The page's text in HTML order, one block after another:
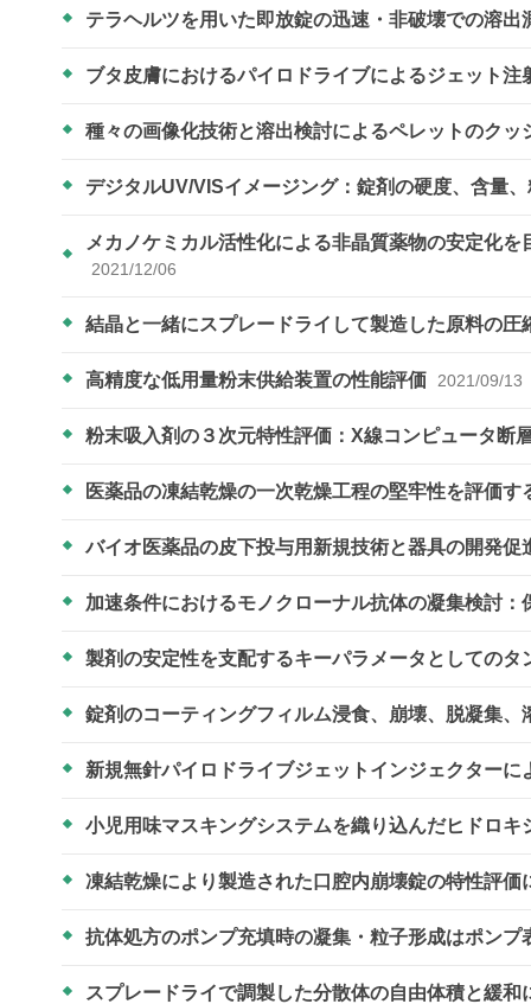
テラヘルツを用いた即放錠の迅速・非破壊での溶出
ブタ皮膚におけるパイロドライブによるジェット
種々の画像化技術と溶出検討によるペレットのク
デジタルUV/VISイメージング：錠剤の硬度、含量
メカノケミカル活性化による非晶質薬物の安定化
2021/12/06
結晶と一緒にスプレードライして製造した原料の
高精度な低用量粉末供給装置の性能評価 2021/09/13
粉末吸入剤の３次元特性評価：X線コンピュータ断
医薬品の凍結乾燥の一次乾燥工程の堅牢性を評価
バイオ医薬品の皮下投与用新規技術と器具の開発促
加速条件におけるモノクローナル抗体の凝集検討
製剤の安定性を支配するキーパラメータとしての
錠剤のコーティングフィルム浸食、崩壊、脱凝集
新規無針パイロドライブジェットインジェクター
小児用味マスキングシステムを織り込んだヒドロ
凍結乾燥により製造された口腔内崩壊錠の特性評
抗体処方のポンプ充填時の凝集・粒子形成はポン
スプレードライで調製した分散体の自由体積と緩